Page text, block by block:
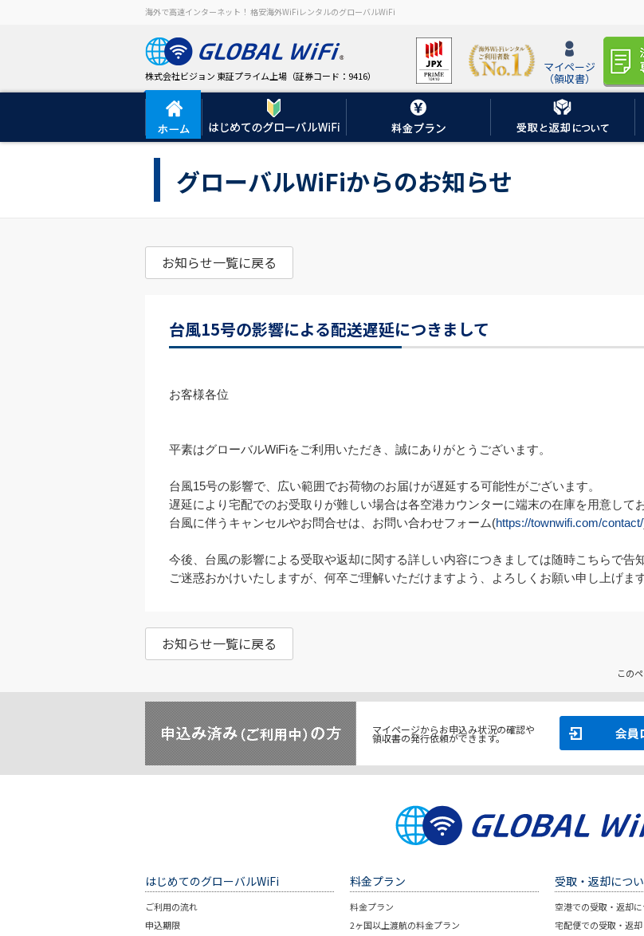
海外で高速インターネット！ 格安海外WiFiレンタルのグローバルWiFi
株式会社ビジョン 東証プライム上場（証券コード：9416）
マイページ
（領収書）
グローバルWiFiからのお知らせ
お知らせ一覧に戻る
台風15号の影響による配送遅延につきまして
お客様各位
平素はグローバルWiFiをご利用いただき、誠にありがとうございます。
台風15号の影響で、広い範囲でお荷物のお届けが遅延する可能性がございます。
遅延により宅配でのお受取りが難しい場合は各空港カウンターに端末の在庫を用意して
台風に伴うキャンセルやお問合せは、お問い合わせフォーム(https://townwifi.com/contact/
今後、台風の影響による受取や返却に関する詳しい内容につきましては随時こちらで告
ご迷惑おかけいたしますが、何卒ご理解いただけますよう、よろしくお願い申し上げます
お知らせ一覧に戻る
この
マイページからお申込み状況の確認や
領収書の発行依頼ができます。
はじめてのグローバルWiFi
ご利用の流れ
申込期限
料金プラン
料金プラン
2ヶ国以上渡航の料金プラン
受取・返却につ
空港での受取・返却
宅配便での受取・返却